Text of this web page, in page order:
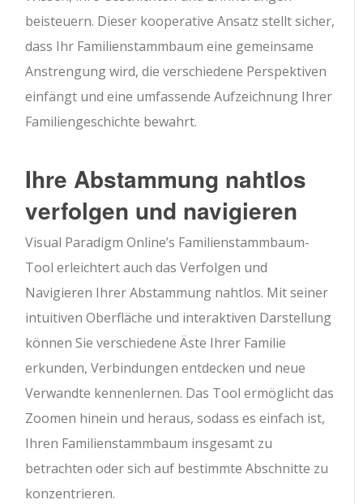
beisteuern. Dieser kooperative Ansatz stellt sicher,
dass Ihr Familienstammbaum eine gemeinsame
Anstrengung wird, die verschiedene Perspektiven
einfängt und eine umfassende Aufzeichnung Ihrer
Familiengeschichte bewahrt.
Ihre Abstammung nahtlos
verfolgen und navigieren
Visual Paradigm Online’s Familienstammbaum-
Tool erleichtert auch das Verfolgen und
Navigieren Ihrer Abstammung nahtlos. Mit seiner
intuitiven Oberfläche und interaktiven Darstellung
können Sie verschiedene Äste Ihrer Familie
erkunden, Verbindungen entdecken und neue
Verwandte kennenlernen. Das Tool ermöglicht das
Zoomen hinein und heraus, sodass es einfach ist,
Ihren Familienstammbaum insgesamt zu
betrachten oder sich auf bestimmte Abschnitte zu
konzentrieren.